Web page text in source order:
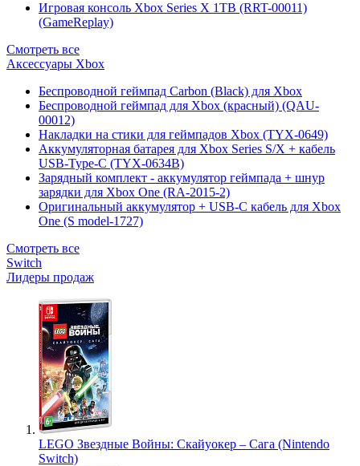
Игровая консоль Xbox Series X 1TB (RRT-00011)
(GameReplay)
Смотреть все
Аксессуары Xbox
Беспроводной геймпад Carbon (Black) для Xbox
Беспроводной геймпад для Xbox (красный) (QAU-
00012)
Накладки на стики для геймпадов Xbox (TYX-0649)
Аккумуляторная батарея для Xbox Series S/X + кабель
USB-Type-C (TYX-0634B)
Зарядный комплект - аккумулятор геймпада + шнур
зарядки для Xbox One (RA-2015-2)
Оригинальный аккумулятор + USB-C кабель для Xbox
One (S model-1727)
Смотреть все
Switch
Лидеры продаж
LEGO Звездные Войны: Скайуокер – Сага (Nintendo
Switch)